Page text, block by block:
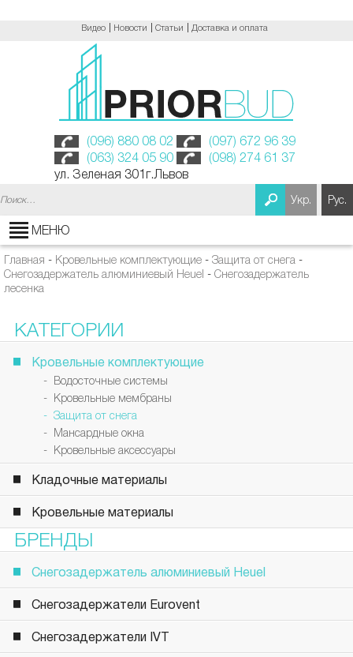
Видео Новости Статьи Доставка и оплата
(096) 880 08 02
(097) 672 96 39
(063) 324 05 90
(098) 274 61 37
ул. Зеленая 301г.Львов
Укр. Рус.
МЕНЮ
Главная - Кровельные комплектующие - Защита от снега -
Снегозадержатель алюминиевый Heuel - Снегозадержатель
лесенка
КАТЕГОРИИ
Кровельные комплектующие
- Водосточные системы
- Кровельные мембраны
- Защита от снега
- Мансардные окна
- Кровельные аксессуары
Кладочные материалы
Кровельные материалы
БРЕНДЫ
Снегозадержатель алюминиевый Heuel
Снегозадержатели Eurovent
Снегозадержатели IVT